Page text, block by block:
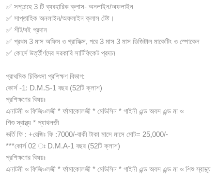
✅ সপ্তাহে 3 টি ব্যবহারিক ক্লাস- অনলাইন/অফলাইন
✅ সাপ্তাহিক অনলাইন/অফলাইন ক্লাস টেষ্ট।
✅ শীট/বই প্রদান
✅ প্রথম 3 মাস অফিস ও গ্রাফিক্স, পরে 3 মাস 3 মাস ডিজিটাল মাকেটিং ও স্পোকেন
✅ কোর্সে উর্ত্তীর্ণদের সরকারি সার্টিফিকেট প্রদান
প্রাথমিক চিকিৎসা প্রশিক্ষণ বিভাগ:
কোর্স -1: D.M.S-1 বছর (52টি ক্লাশ)
প্রশিক্ষণের বিষয়ঃ
এনাটমী ও ফিজিওলজী * র্ফামাকোলজী * মেডিসিন * গাইনী এন্ড অবস এন্ড মা ও
শিশু স্বাস্থ্য * প্যাথলজী
ভর্তি ফি : +রেজিঃ ফি :7000/-বাকী টাকা মাসে মাসে মোট= 25,000/-
***কোর্স 02 ঃ D.M.A-1 বছর (52টি ক্লাশ)
প্রশিক্ষণের বিষয়ঃ
এনাটমী ও ফিজিওলজী * র্ফামাকোলজী * মেডিসিন * গাইনী এন্ড অবস এন্ড মা ও শিশু স্বাস্থ্য